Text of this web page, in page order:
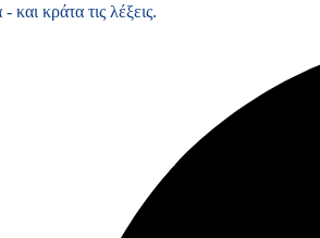
κράτα τις λέξεις.